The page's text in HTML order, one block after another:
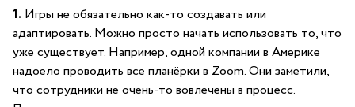
1. Игры не обязательно как-то создавать или
адаптировать. Можно просто начать использовать то, что
уже существует. Например, одной компании в Америке
надоело проводить все планёрки в Zoom. Они заметили,
что сотрудники не очень-то вовлечены в процесс.